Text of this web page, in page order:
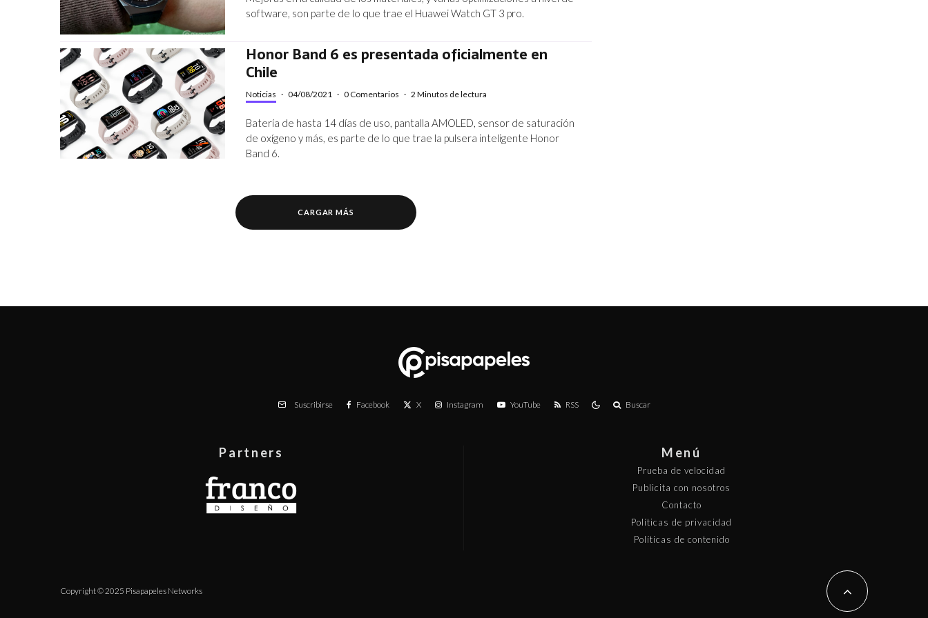
software, son parte de lo que trae el Huawei Watch GT 3 pro.
Honor Band 6 es presentada oficialmente en
Chile
Noticias · 04/08/2021 · 0 Comentarios · 2 Minutos de lectura
Batería de hasta 14 días de uso, pantalla AMOLED, sensor de saturación
de oxígeno y más, es parte de lo que trae la pulsera inteligente Honor
Band 6.
CARGAR MÁS
Suscribirse Facebook X Instagram YouTube RSS Buscar
Partners Menú
Prueba de velocidad
Publicita con nosotros
Contacto
Políticas de privacidad
Políticas de contenido
Copyright © 2025 Pisapapeles Networks